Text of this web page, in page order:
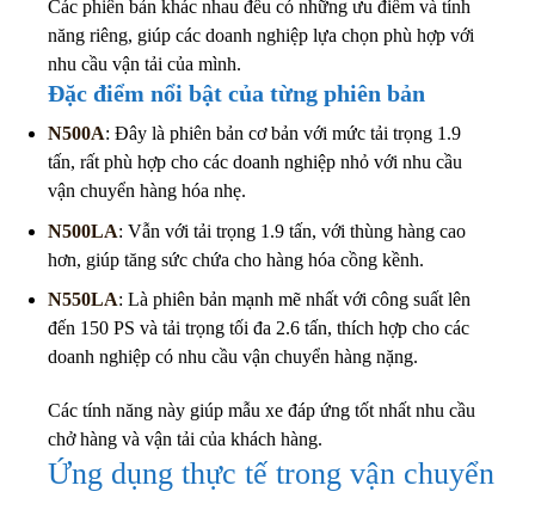
Các phiên bản khác nhau đều có những ưu điểm và tính
năng riêng, giúp các doanh nghiệp lựa chọn phù hợp với
nhu cầu vận tải của mình.
Đặc điểm nổi bật của từng phiên bản
N500A: Đây là phiên bản cơ bản với mức tải trọng 1.9
tấn, rất phù hợp cho các doanh nghiệp nhỏ với nhu cầu
vận chuyển hàng hóa nhẹ.
N500LA: Vẫn với tải trọng 1.9 tấn, với thùng hàng cao
hơn, giúp tăng sức chứa cho hàng hóa cồng kềnh.
N550LA: Là phiên bản mạnh mẽ nhất với công suất lên
đến 150 PS và tải trọng tối đa 2.6 tấn, thích hợp cho các
doanh nghiệp có nhu cầu vận chuyển hàng nặng.
Các tính năng này giúp mẫu xe đáp ứng tốt nhất nhu cầu
chở hàng và vận tải của khách hàng.
Ứng dụng thực tế trong vận chuyển